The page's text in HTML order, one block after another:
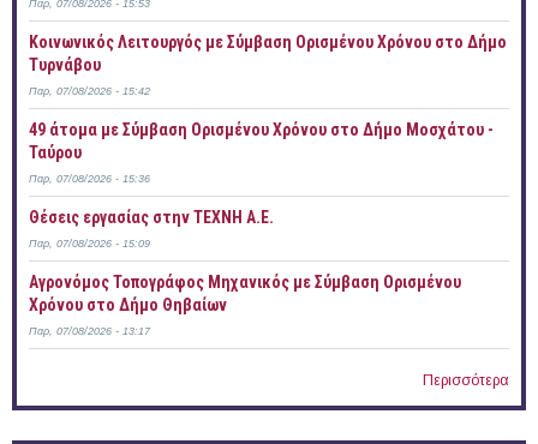
Παρ, 07/08/2026 - 15:53
Κοινωνικός Λειτουργός με Σύμβαση Ορισμένου Χρόνου στο Δήμο
Τυρνάβου
Παρ, 07/08/2026 - 15:42
49 άτομα με Σύμβαση Ορισμένου Χρόνου στο Δήμο Μοσχάτου -
Ταύρου
Παρ, 07/08/2026 - 15:36
Θέσεις εργασίας στην ΤΕΧΝΗ Α.Ε.
Παρ, 07/08/2026 - 15:09
Αγρονόμος Τοπογράφος Μηχανικός με Σύμβαση Ορισμένου
Χρόνου στο Δήμο Θηβαίων
Παρ, 07/08/2026 - 13:17
Περισσότερα